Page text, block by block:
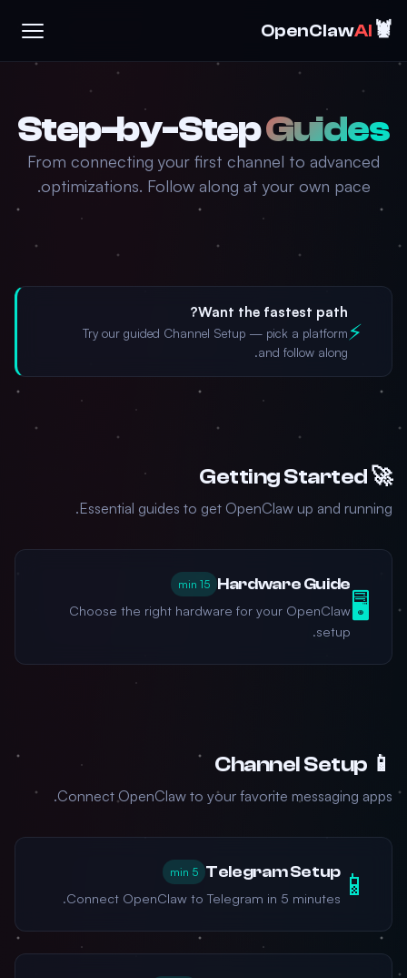
🦞
OpenClawAI
Step-by-StepGuides
From connecting your first channel to advanced
optimizations. Follow along at your own pace.
⚡
Want the fastest path?
Try our guided Channel Setup — pick a platform
and follow along.
🚀 Getting Started
Essential guides to get OpenClaw up and running.
🖥️
Hardware Guide
15 min
Choose the right hardware for your OpenClaw
setup.
📱 Channel Setup
Connect OpenClaw to your favorite messaging apps.
📱
Telegram Setup
5 min
Connect OpenClaw to Telegram in 5 minutes.